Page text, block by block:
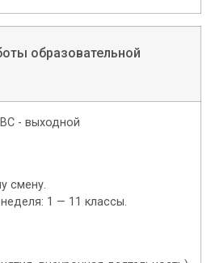
образовательной
- выходной
смену.
1 — 11 классы.